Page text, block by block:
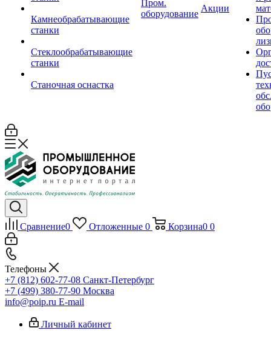
Камнеобрабатывающие
станки
Стеклообрабатывающие
станки
Станочная оснастка
Пром.
оборудование
Акции
Сравнение0 Отложенные 0 Корзина0 0
Телефоны
+7 (812) 602-77-08 Санкт-Петербург
+7 (499) 380-77-90 Москва
info@poip.ru E-mail
Личный кабинет